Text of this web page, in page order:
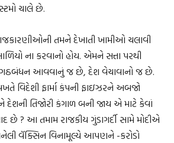
ચાલે છે.
તમને દેખાતી ખામીઓ ચલાવી
ના કરવાનો હોય. એમને સત્તા પરથી
ગઠબંધન આવવાનું જ છે, દેશ વેચાવાનો જ છે.
વિદેશી ફાર્મા કંપની ફાઇઝરને અબજો
દેશની તિજોરી કંગાળ બની જાય એ માટે કેવાં
છે ? આ તમામ રાજકીય ગુંડાગર્દી સામે મોદીએ
વૅક્સિન વિનામૂલ્યે આપણને -કરોડો